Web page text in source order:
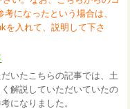
になったという場合は、
を入れて、説明して下さ
いたこちらの記事では、土
解説していただいていたの
になりました。